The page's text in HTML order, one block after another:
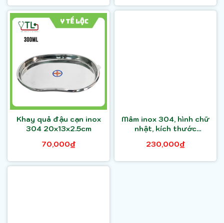
Khay quả đậu cạn inox
304 20x13x2.5cm
70,000₫
Mâm inox 304, hình chữ
nhật, kích thước
230,000₫